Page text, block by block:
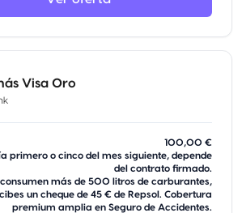
Visa Oro
100,00 €
primero o cinco del mes siguiente, depende
del contrato firmado.
consumen más de 500 litros de carburantes,
un cheque de 45 € de Repsol. Cobertura
premium amplia en Seguro de Accidentes.